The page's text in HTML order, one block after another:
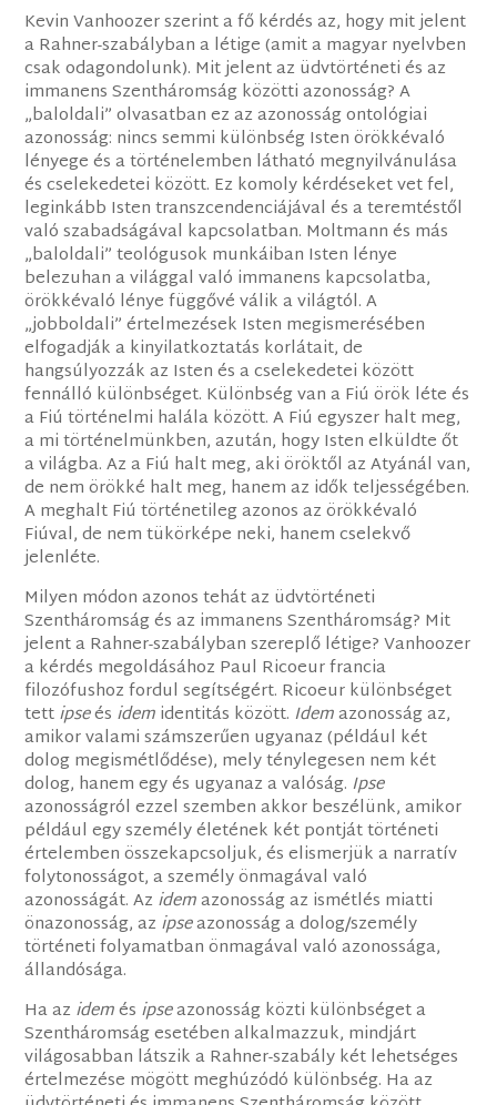
Kevin Vanhoozer szerint a fő kérdés az, hogy mit jelent
a Rahner-szabályban a létige (amit a magyar nyelvben
csak odagondolunk). Mit jelent az üdvtörténeti és az
immanens Szentháromság közötti azonosság? A
„baloldali” olvasatban ez az azonosság ontológiai
azonosság: nincs semmi különbség Isten örökkévaló
lényege és a történelemben látható megnyilvánulása
és cselekedetei között. Ez komoly kérdéseket vet fel,
leginkább Isten transzcendenciájával és a teremtéstől
való szabadságával kapcsolatban. Moltmann és más
„baloldali” teológusok munkáiban Isten lénye
belezuhan a világgal való immanens kapcsolatba,
örökkévaló lénye függővé válik a világtól. A
„jobboldali” értelmezések Isten megismerésében
elfogadják a kinyilatkoztatás korlátait, de
hangsúlyozzák az Isten és a cselekedetei között
fennálló különbséget. Különbség van a Fiú örök léte és
a Fiú történelmi halála között. A Fiú egyszer halt meg,
a mi történelmünkben, azután, hogy Isten elküldte őt
a világba. Az a Fiú halt meg, aki öröktől az Atyánál van,
de nem örökké halt meg, hanem az idők teljességében.
A meghalt Fiú történetileg azonos az örökkévaló
Fiúval, de nem tükörképe neki, hanem cselekvő
jelenléte.
Milyen módon azonos tehát az üdvtörténeti
Szentháromság és az immanens Szentháromság? Mit
jelent a Rahner-szabályban szereplő létige? Vanhoozer
a kérdés megoldásához Paul Ricoeur francia
filozófushoz fordul segítségért. Ricoeur különbséget
tettipseés idemidentitás között. Idemazonosság az,
amikor valami számszerűen ugyanaz (például két
dolog megismétlődése), mely ténylegesen nem két
dolog, hanem egy és ugyanaz a valóság. Ipse
azonosságról ezzel szemben akkor beszélünk, amikor
például egy személy életének két pontját történeti
értelemben összekapcsoljuk, és elismerjük a narratív
folytonosságot, a személy önmagával való
azonosságát. Az idemazonosság az ismétlés miatti
önazonosság, az ipseazonosság a dolog/személy
történeti folyamatban önmagával való azonossága,
állandósága.
Ha az idemés ipseazonosság közti különbséget a
Szentháromság esetében alkalmazzuk, mindjárt
világosabban látszik a Rahner-szabály két lehetséges
értelmezése mögött meghúzódó különbség. Ha az